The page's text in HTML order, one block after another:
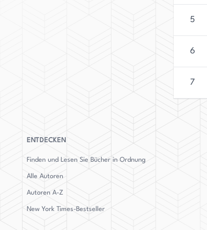
5
6
7
ENTDECKEN
Finden und Lesen Sie Bücher in Ordnung
Alle Autoren
Autoren A-Z
New York Times-Bestseller